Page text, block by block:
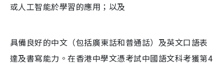
或人工智能於學習的應用；以及
具備良好的中文（包括廣東話和普通話）及英文口語表
達及書寫能力。在香港中學文憑考試中國語文科考獲第4